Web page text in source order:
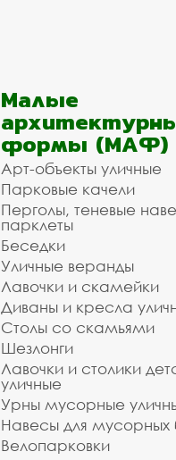
Малые
формы (МАФ)
Арт-объекты уличные
Парковые качели
Перголы, теневые
парклеты
Беседки
Уличные веранды
Лавочки и скамейки
Диваны и кресла
Столы со скамьями
Шезлонги
Лавочки и столики
уличные
Урны мусорные
Навесы для мусорных
Велопарковки